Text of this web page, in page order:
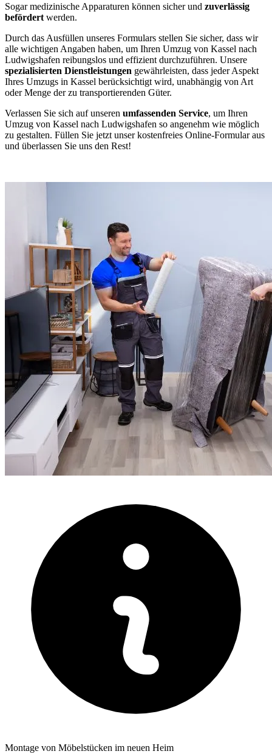
Sogar medizinische Apparaturen können sicher und zuverlässig
befördert werden.
Durch das Ausfüllen unseres Formulars stellen Sie sicher, dass wir
alle wichtigen Angaben haben, um Ihren Umzug von Kassel nach
Ludwigshafen reibungslos und effizient durchzuführen. Unsere
spezialisierten Dienstleistungen gewährleisten, dass jeder Aspekt
Ihres Umzugs in Kassel berücksichtigt wird, unabhängig von Art
oder Menge der zu transportierenden Güter.
Verlassen Sie sich auf unseren umfassenden Service, um Ihren
Umzug von Kassel nach Ludwigshafen so angenehm wie möglich
zu gestalten. Füllen Sie jetzt unser kostenfreies Online-Formular aus
und überlassen Sie uns den Rest!
Montage von Möbelstücken im neuen Heim